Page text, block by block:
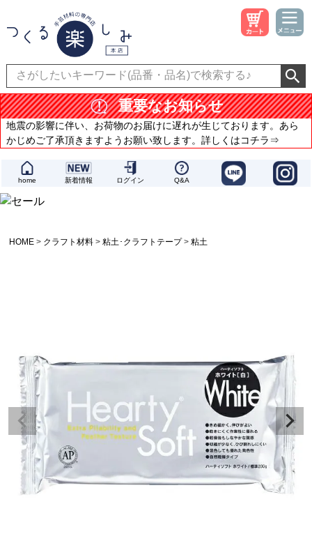
重要なお知らせ
地震の影響に伴い、お荷物のお届けに遅れが生じております。あら
かじめご了承頂きますようお願い致します。詳しくはコチラ⇒
home 新着情報 ログイン Q&A
HOME クラフト材料 粘土･クラフトテープ 粘土